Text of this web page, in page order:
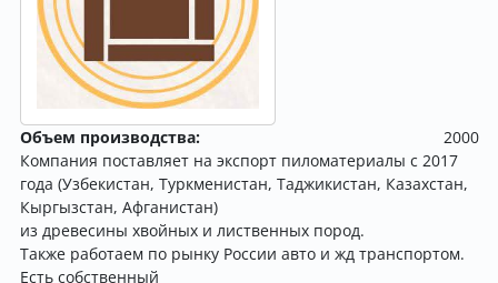
Объем производства:
2000
Компания поставляет на экспорт пиломатериалы с 2017
года (Узбекистан, Туркменистан, Таджикистан, Казахстан,
Кыргызстан, Афганистан)
из древесины хвойных и лиственных пород.
Также работаем по рынку России авто и жд транспортом.
Есть собственный